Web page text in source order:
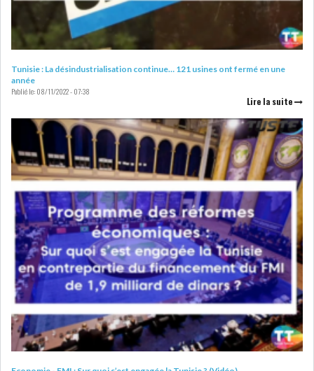
LE DÉFICIT COURANT SE
CREUSE À NOUVEAU,...
INS : L'INFLATION RECULE À
5,1% EN...
IRADA : PREMIER APPEL À
FONDATION POUR L...
RSS
POLITIQUE
Tunisie : La désindustrialisation continue… 121 usines ont fermé en une
année
Publié le:08/11/2022 - 07:38
Lire la suite